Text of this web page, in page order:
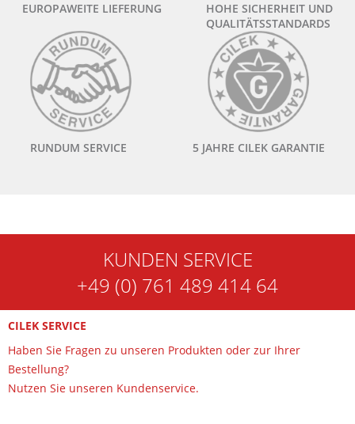
EUROPAWEITE LIEFERUNG
HOHE SICHERHEIT UND
QUALITÄTSSTANDARDS
RUNDUM SERVICE 5 JAHRE CILEK GARANTIE
KUNDEN SERVICE
+49 (0) 761 489 414 64
CILEK SERVICE
Haben Sie Fragen zu unseren Produkten oder zur Ihrer
Bestellung?
Nutzen Sie unseren Kundenservice.